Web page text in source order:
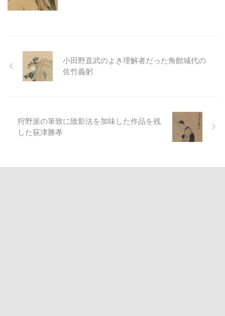
小田野直武のよき理解者だった角館城代の
佐竹義躬
狩野派の筆致に陰影法を加味した作品を残
した荻津勝孝